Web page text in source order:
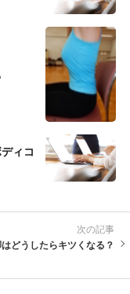
ィコ
次の記事
どうしたらキツくなる？